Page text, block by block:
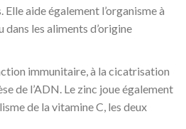
aide également l’organisme à
les aliments d’origine
immunitaire, à la cicatrisation
de l’ADN. Le zinc joue également
de la vitamine C, les deux